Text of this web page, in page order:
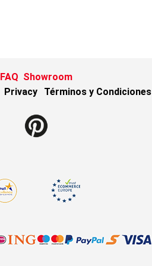
FAQ Showroom
Privacy Términos y Condiciones